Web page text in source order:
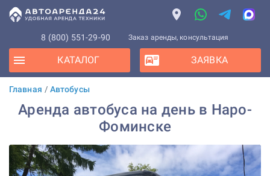
8 (800) 551-29-90 Заказ аренды, консультация
КАТАЛОГ ЗАЯВКА
Главная / Автобусы
Аренда автобуса на день в Наро-
Фоминске